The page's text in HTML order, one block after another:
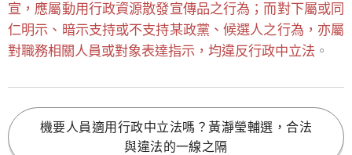
宣，應屬動用行政資源散發宣傳品之行為；而對下屬或同
仁明示、暗示支持或不支持某政黨、候選人之行為，亦屬
對職務相關人員或對象表達指示，均違反行政中立法 。
機要人員適用行政中立法嗎？黃瀞瑩輔選，合法
與違法的一線之隔